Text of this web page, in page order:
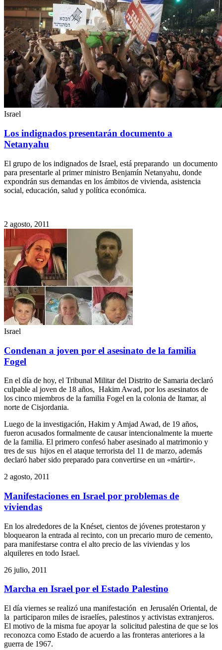
Israel
Los indignados presentarán documento a
Netanyahu
El grupo de los indignados de Israel, está preparando un documento
para presentarle al primer ministro Benjamín Netanyahu, donde
expondrán sus demandas en los ámbitos de vivienda, asistencia
social, educación, salud y política económica.
2 agosto, 2011
Israel
Condenan a joven por el asesinato de la familia
Fogel
En el día de hoy, el Tribunal Militar del Distrito de Samaria declaró
culpable al joven de 18 años, Hakim Awad, por los asesinatos de
los cinco miembros de la familia Fogel en la colonia de Itamar, al
norte de Cisjordania.
Luego de la investigación, Hakim y Amjad Awad, de 19 años,
fueron acusados formalmente de causar intencionalmente la muerte
de la familia. El primero confesó haber asesinado al matrimonio y
tres de sus hijos en el ataque terrorista del 11 de marzo, además
declaró haber sido preparado para convertirse en un «mártir».
2 agosto, 2011
Manifestaciones en Israel por problemas de
viviendas
En los alrededores de la Knéset, cientos de jóvenes protestaron y
bloquearon la entrada al recinto, con un precario muro de cemento,
para manifestarse contra el alto precio de las viviendas y los
alquileres en todo Israel.
26 julio, 2011
Marcha en Israel por el Estado Palestino
El día viernes se realizó una manifestación en Jerusalén Oriental, de
la participaron miles de israelíes, palestinos y activistas extranjeros.
El motivo de la misma fue apoyar la solicitud palestina de que se los
reconozca como Estado de acuerdo a las fronteras anteriores a la
guerra de 1967.